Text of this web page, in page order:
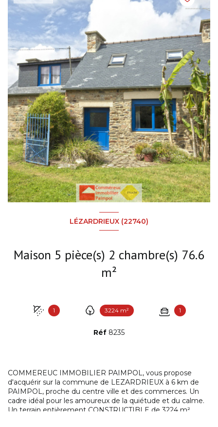
LÉZARDRIEUX (22740)
Maison 5 pièce(s) 2 chambre(s) 76.6
m²
1 3224 m² 1
Réf 8235
COMMEREUC IMMOBILIER PAIMPOL, vous propose
d'acquérir sur la commune de LEZARDRIEUX à 6 km de
PAIMPOL, proche du centre ville et des commerces. Un
cadre idéal pour les amoureux de la quiétude et du calme.
Un terrain entièrement CONSTRUCTIBLE de 3224 m²